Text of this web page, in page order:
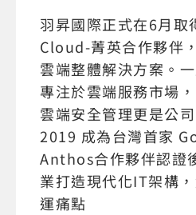
羽昇國際正式在6月
Cloud-菁英合作夥伴
雲端整體解決方案。
專注於雲端服務市場
雲端安全管理更是公
2019 成為台灣首家
Anthos合作夥伴認證
業打造現代化IT架構
運痛點